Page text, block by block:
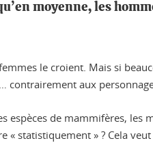
moyenne, les
le croient. Mais si
contrairement aux
espèces de mammifères,
statistiquement » ? Cela